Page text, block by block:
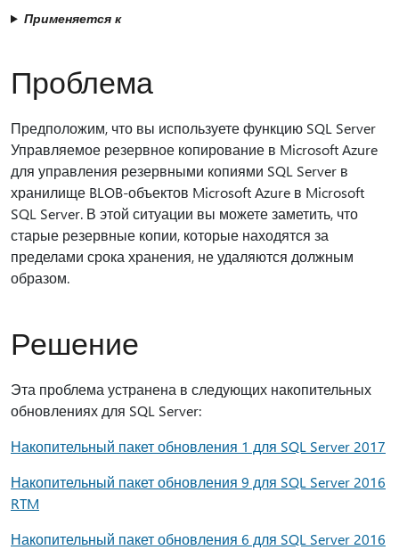
Применяется к
Проблема
Предположим, что вы используете функцию SQL Server
Управляемое резервное копирование в Microsoft Azure
для управления резервными копиями SQL Server в
хранилище BLOB-объектов Microsoft Azure в Microsoft
SQL Server. В этой ситуации вы можете заметить, что
старые резервные копии, которые находятся за
пределами срока хранения, не удаляются должным
образом.
Решение
Эта проблема устранена в следующих накопительных
обновлениях для SQL Server:
Накопительный пакет обновления 1 для SQL Server 2017
Накопительный пакет обновления 9 для SQL Server 2016
RTM
Накопительный пакет обновления 6 для SQL Server 2016